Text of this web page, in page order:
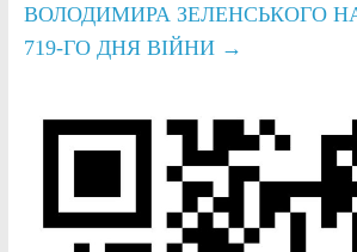
ВОЛОДИМИРА ЗЕЛЕНСЬКОГО
719-ГО ДНЯ ВІЙНИ →